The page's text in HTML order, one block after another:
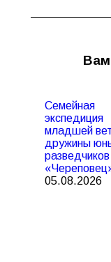
Вам
Семейная
экспедиция
младшей
дружины
разведчиков
05.08.2026